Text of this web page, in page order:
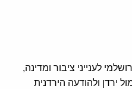
לענייני ציבור ומדינה,
ירדן ולהודעה הירדנית